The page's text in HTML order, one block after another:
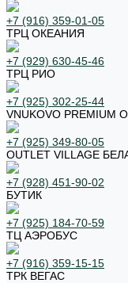
+7 (916) 359-01-05
ТРЦ ОКЕАНИЯ
+7 (929) 630-45-46
ТРЦ РИО
+7 (925) 302-25-44
VNUKOVO PREMIUM
+7 (925) 349-80-05
OUTLET VILLAGE
+7 (928) 451-90-02
БУТИК
+7 (925) 184-70-59
ТЦ АЭРОБУС
+7 (916) 359-15-15
ТРК ВЕГАС